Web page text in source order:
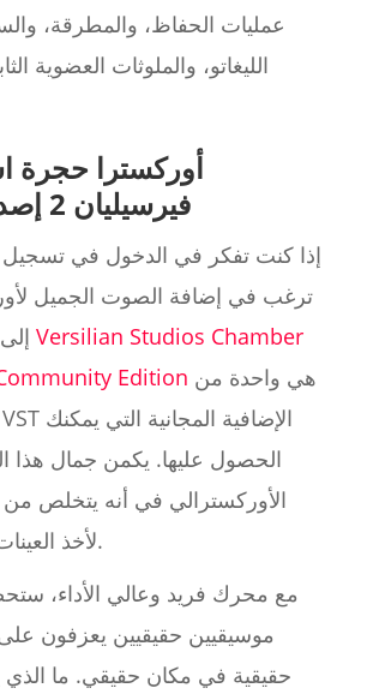
عمليات الحفاظ، والمطرقة،
الليغاتو، والملوثات العضوية
أوركسترا حجرة
فيرسيليان 2 إصدار المجتمع
إذا كنت تفكر في الدخول في تسجيل
ترغب في إضافة الصوت الجميل
Versilian Studios Chamber
Edition
الحصول عليها. يكمن جمال هذا
الأوركسترالي في أنه يتخلص من
لأخذ العينات الأوركسترالية.
مع محرك فريد وعالي الأداء،
موسيقيين حقيقيين يعزفون
حقيقية في مكان حقيقي. ما